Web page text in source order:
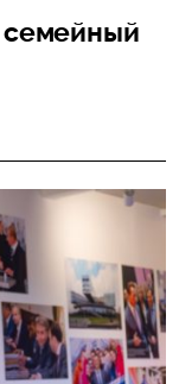
семейный